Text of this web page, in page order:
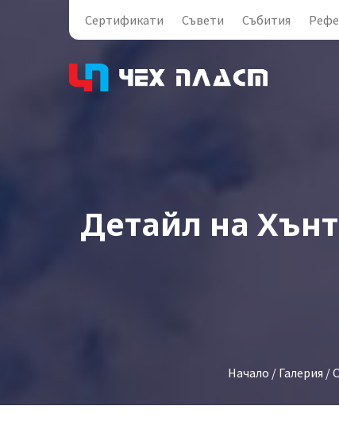
Сертификати Съвети Събития
Детайл на
Начало / Галерия /